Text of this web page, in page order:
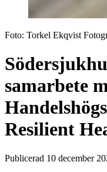
Foto: Torkel Ekqvist
samarbete
Resilient
Publicerad 10 december